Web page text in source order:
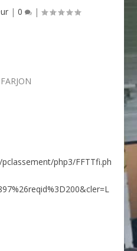
| 0 |
php3/FFTTfi.ph